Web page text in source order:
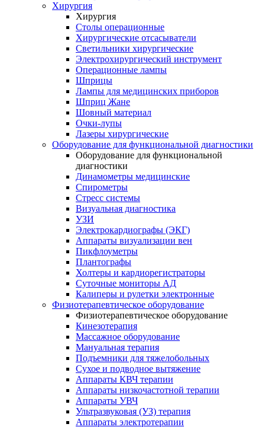
Хирургия
Хирургия
Столы операционные
Хирургические отсасыватели
Светильники хирургические
Электрохирургический инструмент
Операционные лампы
Шприцы
Лампы для медицинских приборов
Шприц Жане
Шовный материал
Очки-лупы
Лазеры хирургические
Оборудование для функциональной диагностики
Оборудование для функциональной
диагностики
Динамометры медицинские
Спирометры
Стресс системы
Визуальная диагностика
УЗИ
Электрокардиографы (ЭКГ)
Аппараты визуализации вен
Пикфлоуметры
Плантографы
Холтеры и кардиорегистраторы
Суточные мониторы АД
Калиперы и рулетки электронные
Физиотерапевтическое оборудование
Физиотерапевтическое оборудование
Кинезотерапия
Массажное оборудование
Мануальная терапия
Подъемники для тяжелобольных
Сухое и подводное вытяжение
Аппараты КВЧ терапии
Аппараты низкочастотной терапии
Аппараты УВЧ
Ультразвуковая (УЗ) терапия
Аппараты электротерапии